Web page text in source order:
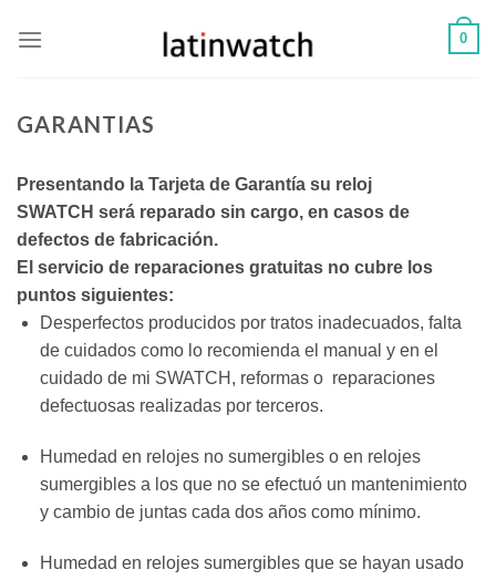
0
GARANTIAS
Presentando la Tarjeta de Garantía su reloj
SWATCH será reparado sin cargo, en casos de
defectos de fabricación.
El servicio de reparaciones gratuitas no cubre los
puntos siguientes:
Desperfectos producidos por tratos inadecuados, falta
de cuidados como lo recomienda el manual y en el
cuidado de mi SWATCH, reformas o reparaciones
defectuosas realizadas por terceros.
Humedad en relojes no sumergibles o en relojes
sumergibles a los que no se efectuó un mantenimiento
y cambio de juntas cada dos años como mínimo.
Humedad en relojes sumergibles que se hayan usado